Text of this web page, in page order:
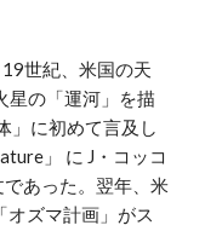
世紀、米国の天
星の「運河」を描
」に初めて言及し
」 に J・コッコ
あった。翌年、米
オズマ計画」がス